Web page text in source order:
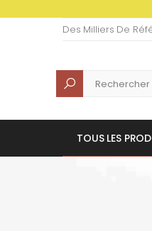
Des Milliers De
Recherche
TOUS LES